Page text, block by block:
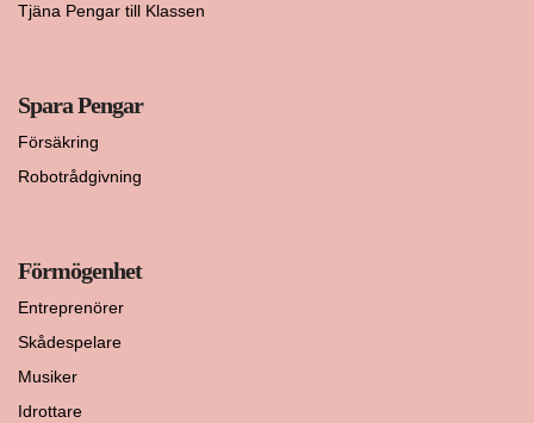
Tjäna Pengar till Klassen
Spara Pengar
Försäkring
Robotrådgivning
Förmögenhet
Entreprenörer
Skådespelare
Musiker
Idrottare